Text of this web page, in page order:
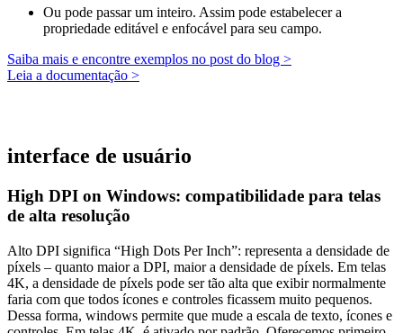
Ou pode passar um inteiro. Assim pode estabelecer a
propriedade editável e enfocável para seu campo.
Saiba mais e encontre exemplos no post do blog >
Leia a documentação >
interface de usuário
High DPI on Windows: compatibilidade para telas
de alta resolução
Alto DPI significa “High Dots Per Inch”: representa a densidade de
píxels – quanto maior a DPI, maior a densidade de píxels. Em telas
4K, a densidade de píxels pode ser tão alta que exibir normalmente
faria com que todos ícones e controles ficassem muito pequenos.
Dessa forma, windows permite que mude a escala de texto, ícones e